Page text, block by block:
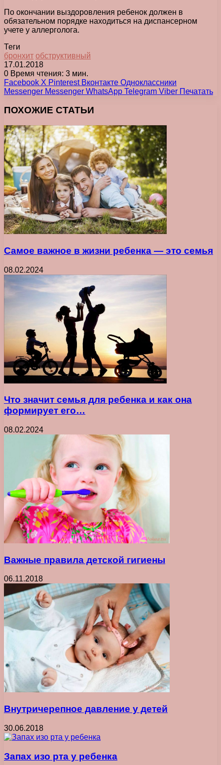
По окончании выздоровления ребенок должен в
обязательном порядке находиться на диспансерном
учете у аллерголога.
Теги
бронхит обструктивный
17.01.2018
0 Время чтения: 3 мин.
Facebook X Pinterest Вконтакте Одноклассники
Messenger Messenger WhatsApp Telegram Viber Печатать
ПОХОЖИЕ СТАТЬИ
Самое важное в жизни ребенка ― это семья
08.02.2024
Что значит семья для ребенка и как она
формирует его…
08.02.2024
Важные правила детской гигиены
06.11.2018
Внутричерепное давление у детей
30.06.2018
Запах изо рта у ребенка